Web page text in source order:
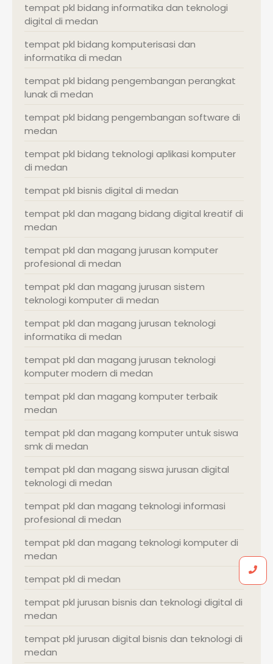
tempat pkl bidang informatika dan teknologi
digital di medan
tempat pkl bidang komputerisasi dan
informatika di medan
tempat pkl bidang pengembangan perangkat
lunak di medan
tempat pkl bidang pengembangan software di
medan
tempat pkl bidang teknologi aplikasi komputer
di medan
tempat pkl bisnis digital di medan
tempat pkl dan magang bidang digital kreatif di
medan
tempat pkl dan magang jurusan komputer
profesional di medan
tempat pkl dan magang jurusan sistem
teknologi komputer di medan
tempat pkl dan magang jurusan teknologi
informatika di medan
tempat pkl dan magang jurusan teknologi
komputer modern di medan
tempat pkl dan magang komputer terbaik
medan
tempat pkl dan magang komputer untuk siswa
smk di medan
tempat pkl dan magang siswa jurusan digital
teknologi di medan
tempat pkl dan magang teknologi informasi
profesional di medan
tempat pkl dan magang teknologi komputer di
medan
tempat pkl di medan
tempat pkl jurusan bisnis dan teknologi digital di
medan
tempat pkl jurusan digital bisnis dan teknologi di
medan